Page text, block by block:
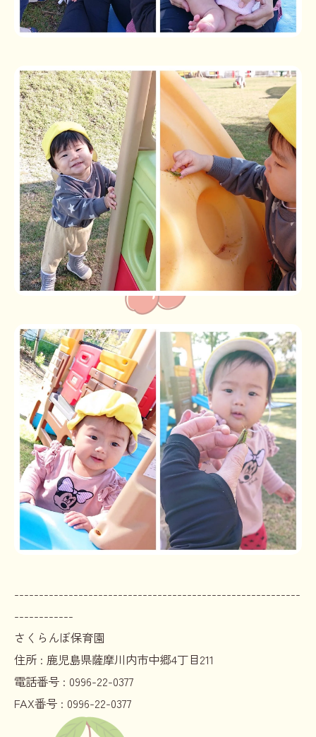
----------------------------------------------------------
------------
さくらんぼ保育園
住所 : 鹿児島県薩摩川内市中郷4丁目211
電話番号 : 0996-22-0377
FAX番号 : 0996-22-0377